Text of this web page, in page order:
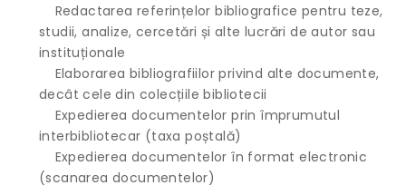
Redactarea referințelor bibliografice pentru teze,
studii, analize, cercetări și alte lucrări de autor sau
instituționale
Elaborarea bibliografiilor privind alte documente,
decât cele din colecțiile bibliotecii
Expedierea documentelor prin împrumutul
interbibliotecar (taxa poștală)
Expedierea documentelor în format electronic
(scanarea documentelor)